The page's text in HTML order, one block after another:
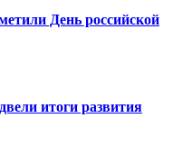
День российской
итоги развития